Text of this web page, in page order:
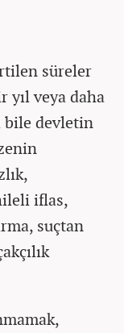
süreler
yıl veya daha
bile devletin
iflas,
suçtan